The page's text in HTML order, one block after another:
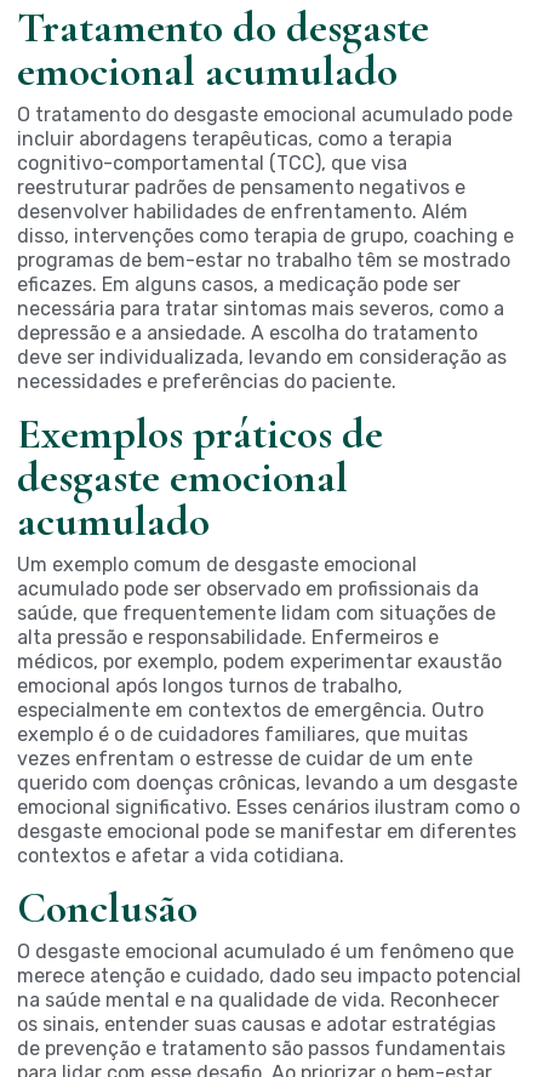
Tratamento do desgaste
emocional acumulado
O tratamento do desgaste emocional acumulado pode
incluir abordagens terapêuticas, como a terapia
cognitivo-comportamental (TCC), que visa
reestruturar padrões de pensamento negativos e
desenvolver habilidades de enfrentamento. Além
disso, intervenções como terapia de grupo, coaching e
programas de bem-estar no trabalho têm se mostrado
eficazes. Em alguns casos, a medicação pode ser
necessária para tratar sintomas mais severos, como a
depressão e a ansiedade. A escolha do tratamento
deve ser individualizada, levando em consideração as
necessidades e preferências do paciente.
Exemplos práticos de
desgaste emocional
acumulado
Um exemplo comum de desgaste emocional
acumulado pode ser observado em profissionais da
saúde, que frequentemente lidam com situações de
alta pressão e responsabilidade. Enfermeiros e
médicos, por exemplo, podem experimentar exaustão
emocional após longos turnos de trabalho,
especialmente em contextos de emergência. Outro
exemplo é o de cuidadores familiares, que muitas
vezes enfrentam o estresse de cuidar de um ente
querido com doenças crônicas, levando a um desgaste
emocional significativo. Esses cenários ilustram como o
desgaste emocional pode se manifestar em diferentes
contextos e afetar a vida cotidiana.
Conclusão
O desgaste emocional acumulado é um fenômeno que
merece atenção e cuidado, dado seu impacto potencial
na saúde mental e na qualidade de vida. Reconhecer
os sinais, entender suas causas e adotar estratégias
de prevenção e tratamento são passos fundamentais